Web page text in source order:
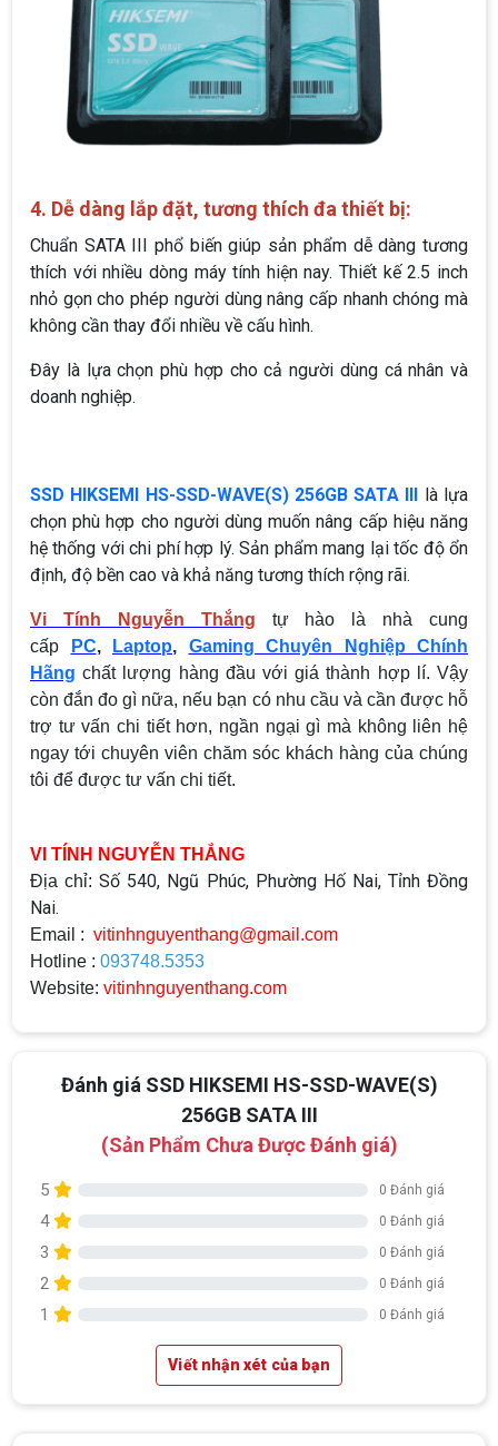
4. Dễ dàng lắp đặt, tương thích đa thiết bị:
Chuẩn SATA III phổ biến giúp sản phẩm dễ dàng tương
thích với nhiều dòng máy tính hiện nay. Thiết kế 2.5 inch
nhỏ gọn cho phép người dùng nâng cấp nhanh chóng mà
không cần thay đổi nhiều về cấu hình.
Đây là lựa chọn phù hợp cho cả người dùng cá nhân và
doanh nghiệp.
SSD HIKSEMI HS-SSD-WAVE(S) 256GB SATA III là lựa
chọn phù hợp cho người dùng muốn nâng cấp hiệu năng
hệ thống với chi phí hợp lý. Sản phẩm mang lại tốc độ ổn
định, độ bền cao và khả năng tương thích rộng rãi.
Vi Tính Nguyễn Thắng tự hào là nhà cung
cấp
PC, Laptop, Gaming Chuyên Nghiệp Chính
Hãng chất lượng hàng đầu với giá thành hợp lí. Vậy
còn đắn đo gì nữa, nếu bạn có nhu cầu và cần được hỗ
trợ tư vấn chi tiết hơn, ngần ngại gì mà không liên hệ
ngay tới chuyên viên chăm sóc khách hàng của chúng
tôi để được tư vấn chi tiết.
VI TÍNH NGUYỄN THẮNG
Địa chỉ:Số 540, Ngũ Phúc, Phường Hố Nai, Tỉnh Đồng
Nai.
Email : vitinhnguyenthang@gmail.com
Hotline : 093748.5353
Website: vitinhnguyenthang.com
Đánh giá SSD HIKSEMI HS-SSD-WAVE(S)
256GB SATA III
(Sản Phẩm Chưa Được Đánh giá)
5 0 Đánh giá
4 0 Đánh giá
3 0 Đánh giá
2 0 Đánh giá
1 0 Đánh giá
Viết nhận xét của bạn